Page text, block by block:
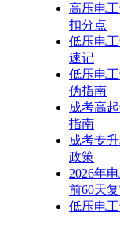
高压电
扣分点
低压电
速记
低压电
伪指南
成考高
指南
成考专
政策
2026年
前60天
低压电